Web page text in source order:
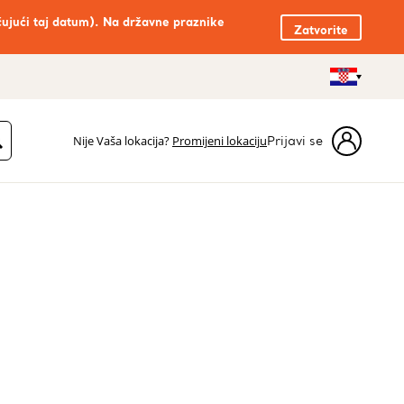
taj datum). Na državne praznike
Zatvorite
Nije Vaša lokacija? Promijeni lokacijuPrijavi se